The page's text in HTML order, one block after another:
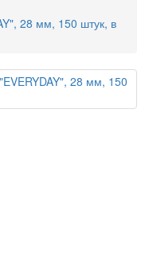
28 мм, 150 штук, в